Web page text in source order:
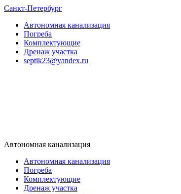
Санкт-Петербург
Автономная канализация
Погреба
Комплектующие
Дренаж участка
septik23@yandex.ru
Автономная канализация
Автономная канализация
Погреба
Комплектующие
Дренаж участка